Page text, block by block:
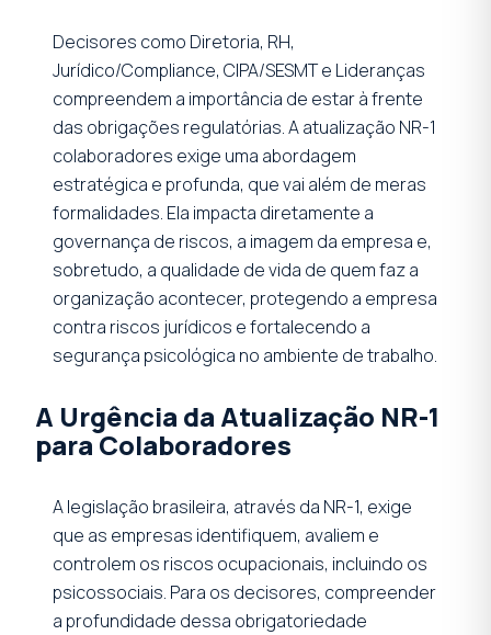
Decisores como Diretoria, RH,
Jurídico/Compliance, CIPA/SESMT e Lideranças
compreendem a importância de estar à frente
das obrigações regulatórias. A atualização NR-1
colaboradores exige uma abordagem
estratégica e profunda, que vai além de meras
formalidades. Ela impacta diretamente a
governança de riscos, a imagem da empresa e,
sobretudo, a qualidade de vida de quem faz a
organização acontecer, protegendo a empresa
contra riscos jurídicos e fortalecendo a
segurança psicológica no ambiente de trabalho.
A Urgência da Atualização NR-1
para Colaboradores
A legislação brasileira, através da NR-1, exige
que as empresas identifiquem, avaliem e
controlem os riscos ocupacionais, incluindo os
psicossociais. Para os decisores, compreender
a profundidade dessa obrigatoriedade